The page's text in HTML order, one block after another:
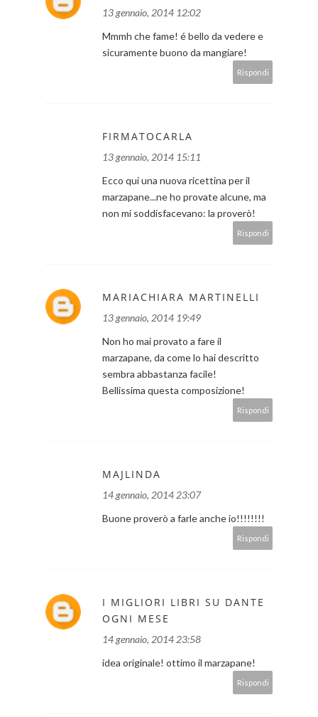
13 gennaio, 2014 12:02
Mmmh che fame! é bello da vedere e
sicuramente buono da mangiare!
Rispondi
FIRMATOCARLA
13 gennaio, 2014 15:11
Ecco qui una nuova ricettina per il
marzapane...ne ho provate alcune, ma
non mi soddisfacevano: la proverò!
Rispondi
MARIACHIARA MARTINELLI
13 gennaio, 2014 19:49
Non ho mai provato a fare il
marzapane, da come lo hai descritto
sembra abbastanza facile!
Bellissima questa composizione!
Rispondi
MAJLINDA
14 gennaio, 2014 23:07
Buone proverò a farle anche io!!!!!!!!
Rispondi
I MIGLIORI LIBRI SU DANTE
OGNI MESE
14 gennaio, 2014 23:58
idea originale! ottimo il marzapane!
Rispondi